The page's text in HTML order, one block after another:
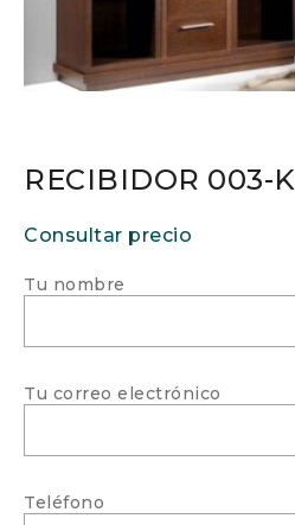
RECIBIDOR 003-K
Consultar precio
Tu nombre
Tu correo electrónico
Teléfono